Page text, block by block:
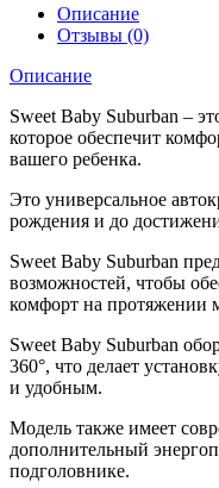
гр.0/1/2/3
Описание
Отзывы (0)
Описание
Sweet Baby Suburban –
которое обеспечит
вашего ребенка.
Это универсальное
рождения и до
Sweet Baby Suburban
возможностей, чтобы
комфорт на протяжении
Sweet Baby Suburban
360°, что делает
и удобным.
Модель также имеет
дополнительный
подголовнике.